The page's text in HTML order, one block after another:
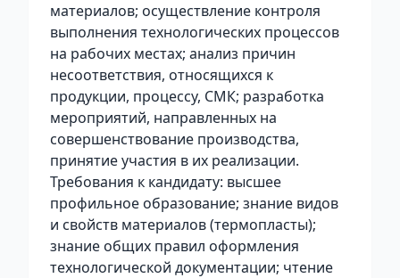
материалов; осуществление контроля
выполнения технологических процессов
на рабочих местах; анализ причин
несоответствия, относящихся к
продукции, процессу, СМК; разработка
мероприятий, направленных на
совершенствование производства,
принятие участия в их реализации.
Требования к кандидату: высшее
профильное образование; знание видов
и свойств материалов (термопласты);
знание общих правил оформления
технологической документации; чтение